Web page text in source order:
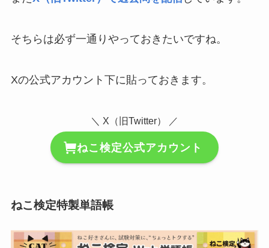
そちらは必ず一通りやっておきたいですね。
Xの公式アカウント下に貼っておきます。
＼ X（旧Twitter） ／
ねこ検定公式アカウント
ねこ検定特製単語帳